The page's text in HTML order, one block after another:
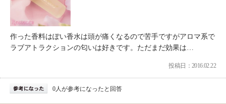
作った香料はぽい香水は頭が痛くなるので苦手ですがアロマ系で
ラブアトラクションの匂いは好きです。ただまだ効果は…
投稿日：2016.02.22
0人が参考になったと回答